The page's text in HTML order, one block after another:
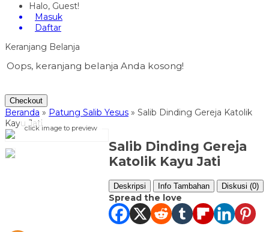
Halo, Guest!
Masuk
Daftar
Keranjang Belanja
Oops, keranjang belanja Anda kosong!
Checkout
Beranda » Patung Salib Yesus » Salib Dinding Gereja Katolik
Kayu Jaticlick image to preview
Salib Dinding Gereja
Katolik Kayu Jati
Deskripsi Info Tambahan Diskusi (0)
Spread the love